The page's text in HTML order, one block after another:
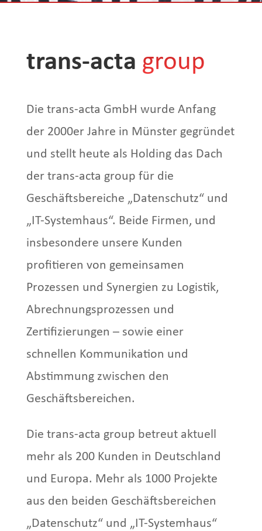
trans-acta group
Die trans-acta GmbH wurde Anfang
der 2000er Jahre in Münster gegründet
und stellt heute als Holding das Dach
der trans-acta group für die
Geschäftsbereiche „Datenschutz“ und
„IT-Systemhaus“. Beide Firmen, und
insbesondere unsere Kunden
profitieren von gemeinsamen
Prozessen und Synergien zu Logistik,
Abrechnungsprozessen und
Zertifizierungen – sowie einer
schnellen Kommunikation und
Abstimmung zwischen den
Geschäftsbereichen.
Die trans-acta group betreut aktuell
mehr als 200 Kunden in Deutschland
und Europa. Mehr als 1000 Projekte
aus den beiden Geschäftsbereichen
„Datenschutz“ und „IT-Systemhaus“